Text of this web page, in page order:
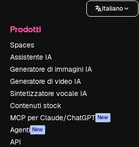
Italiano
Prodotti
Spaces
Assistente IA
Generatore di immagini IA
Generatore di video IA
Sintetizzatore vocale IA
Contenuti stock
MCP per Claude/ChatGPT New
Agenti New
API